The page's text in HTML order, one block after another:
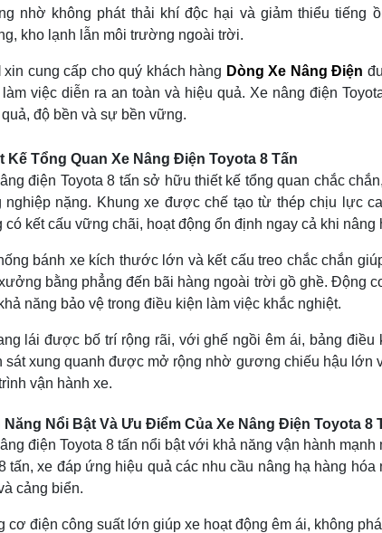
nhờ không phát thải khí độc hại và giảm thiểu tiếng
kho lạnh lẫn môi trường ngoài trời.
xin cung cấp cho quý khách hàng Dòng Xe Nâng Điện
làm việc diễn ra an toàn và hiệu quả. Xe nâng điện
quả, độ bền và sự bền vững.
Kế Tổng Quan Xe Nâng Điện Toyota 8 Tấn
điện Toyota 8 tấn sở hữu thiết kế tổng quan chắc
nghiệp nặng. Khung xe được chế tạo từ thép chịu lực
có kết cấu vững chãi, hoạt động ổn định ngay cả khi
bánh xe kích thước lớn và kết cấu treo chắc chắn
bằng phẳng đến bãi hàng ngoài trời gồ ghề. Động
năng bảo vệ trong điều kiện làm việc khắc nghiệt.
lái được bố trí rộng rãi, với ghế ngồi êm ái, bảng
sát xung quanh được mở rộng nhờ gương chiếu hậu lớn
vận hành xe.
Năng Nổi Bật Và Ưu Điểm Của Xe Nâng Điện Toyota 8
điện Toyota 8 tấn nổi bật với khả năng vận hành
tấn, xe đáp ứng hiệu quả các nhu cầu nâng hạ hàng
cảng biển.
cơ điện công suất lớn giúp xe hoạt động êm ái, không